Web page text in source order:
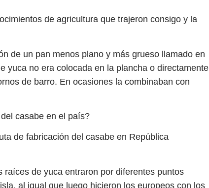
de agricultura que trajeron consigo y la
de un pan menos plano y más grueso llamado en
yuca no era colocada en la plancha o directamente
de barro. En ocasiones la combinaban con
casabe en el país?
de fabricación del casabe en República
de yuca entraron por diferentes puntos
al igual que luego hicieron los europeos con los